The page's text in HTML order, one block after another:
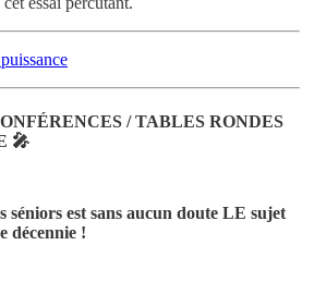
/ TABLES RONDES
🎤
séniors est sans aucun doute LE sujet
décennie !